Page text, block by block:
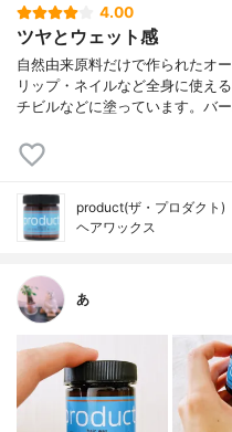
4.00
ツヤとウェット感
自然由来原料だけで作られたオ
リップ・ネイルなど全身に使え
チビルなどに塗っています。バ
product(ザ・プロダクト)
ヘアワックス
あ